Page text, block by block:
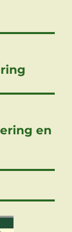
en